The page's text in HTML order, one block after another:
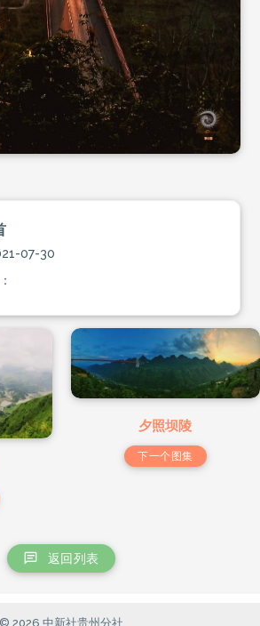
07-30
夕照坝陵
下一个图集
返回列表
© 2026 中新社贵州分社